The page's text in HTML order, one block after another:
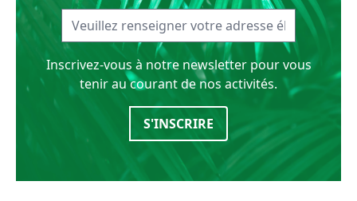
Inscrivez-vous à notre newsletter pour vous
tenir au courant de nos activités.
S'INSCRIRE